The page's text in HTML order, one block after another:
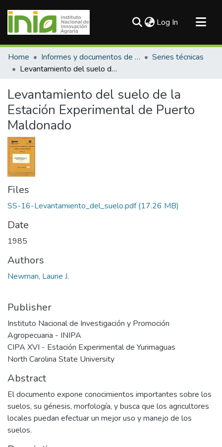
Log In (current)
Communities & Collections
All of DSpace
Home Informes y documentos de trabajo
Series técnicas
Levantamiento del suelo de la Estación Experimental de Puerto Maldonado
Levantamiento del suelo de la
Estación Experimental de Puerto
Maldonado
Files
SS-16-Levantamiento_del_suelo.pdf(17.26 MB)
Date
1985
Authors
Newman, Laurie J.
Publisher
Instituto Nacional de Investigación y Promoción
Agropecuaria - INIPA
CIPA XVI - Estación Experimental de Yurimaguas
North Carolina State University
Abstract
El documento expone conocimientos importantes sobre los
suelos, su génesis, morfología, y busca que los agricultores
locales puedan efectuar un mejor uso y manejo de los
suelos.